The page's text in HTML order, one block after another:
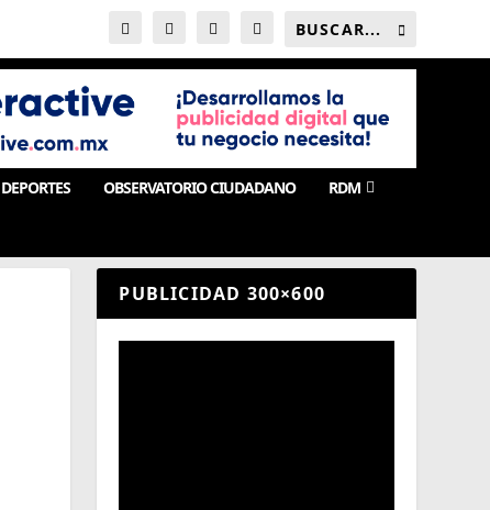
DEPORTES OBSERVATORIO CIUDADANO RDM
PUBLICIDAD 300×600